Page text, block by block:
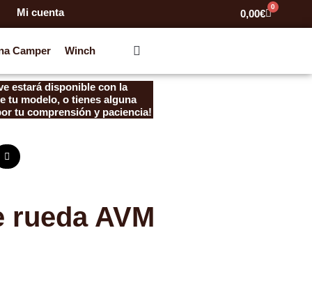
Mi cuenta 0,00€
0
Carrito
Camper Winch
estará disponible con la
tu modelo, o tienes alguna
tu comprensión y paciencia!
rueda AVM